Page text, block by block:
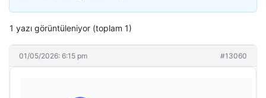
1 yazı görüntüleniyor (toplam 1)
01/05/2026: 6:15 pm #13060